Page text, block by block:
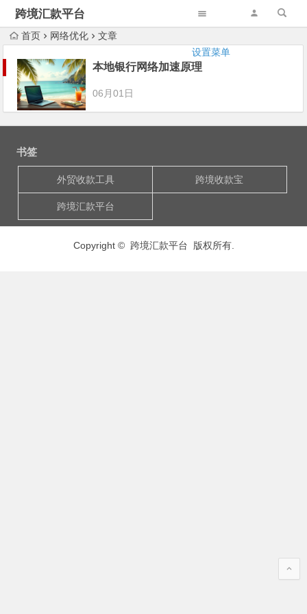
跨境汇款平台
设置菜单
首页 网络优化 文章
本地银行网络加速原理
06月01日
书签
外贸收款工具 跨境收款宝
跨境汇款平台
Copyright © 跨境汇款平台 版权所有.